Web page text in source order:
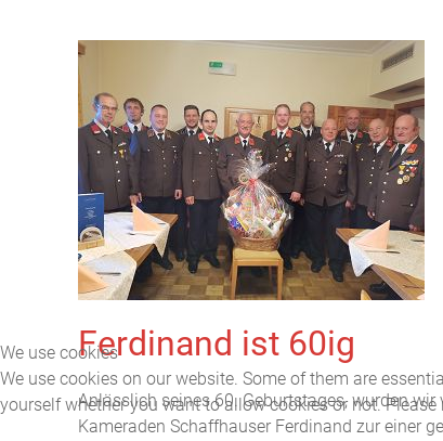
Ferdinand ist 60ig
Anlässlich seines 60. Geburtstages, wurden wir
Kameraden Schaffhauser Ferdinand zur einer
We use cookies
We use cookies on our website. Some of them are
yourself whether you want to allow cookies or not.